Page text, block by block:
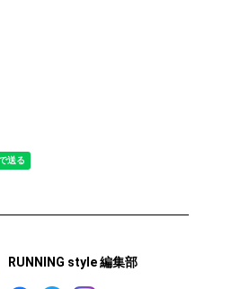
RUNNING style 編集部